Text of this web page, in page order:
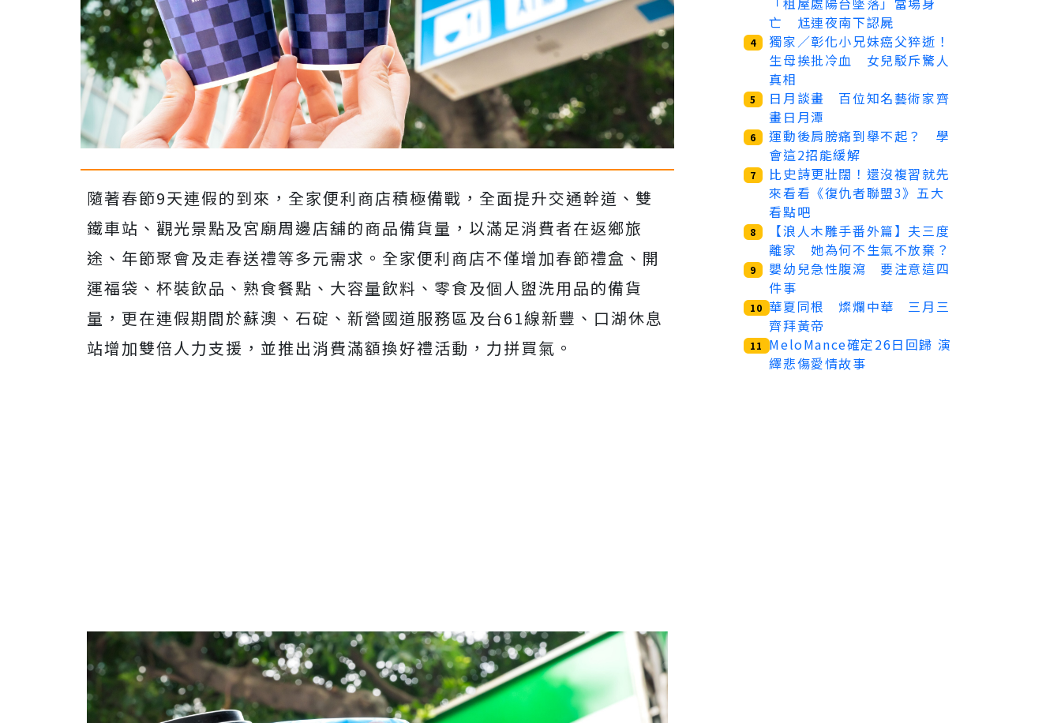
隨著春節9天連假的到來，全家便利商店積極備戰，全面提升交通幹道、雙
鐵車站、觀光景點及宮廟周邊店舖的商品備貨量，以滿足消費者在返鄉旅
途、年節聚會及走春送禮等多元需求。全家便利商店不僅增加春節禮盒、開
運福袋、杯裝飲品、熟食餐點、大容量飲料、零食及個人盥洗用品的備貨
量，更在連假期間於蘇澳、石碇、新營國道服務區及台61線新豐、口湖休息
站增加雙倍人力支援，並推出消費滿額換好禮活動，力拼買氣。
亡 尪連夜南下認屍
4
獨家／彰化小兄妹癌父猝逝！
生母挨批冷血 女兒駁斥驚人
真相
5
日月談畫 百位知名藝術家齊
畫日月潭
6
運動後肩膀痛到舉不起？ 學
會這2招能緩解
7
比史詩更壯闊！還沒複習就先
來看看《復仇者聯盟3》五大
看點吧
8
【浪人木雕手番外篇】夫三度
離家 她為何不生氣不放棄？
9
嬰幼兒急性腹瀉 要注意這四
件事
10 華夏同根 燦爛中華 三月三
齊拜黃帝
11
MeloMance確定26日回歸 演
繹悲傷愛情故事